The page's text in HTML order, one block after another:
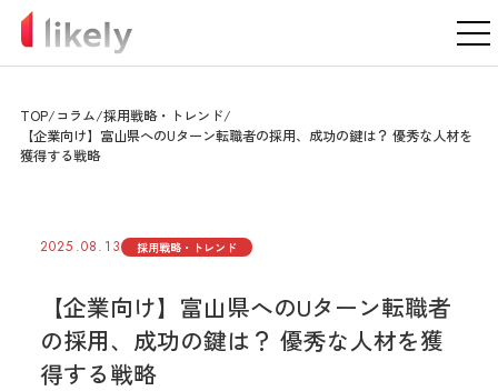
TOP コラム 採用戦略・トレンド
【企業向け】富山県へのUターン転職者の採用、成功の鍵は？ 優秀な人材を
獲得する戦略
2025.08.13 採用戦略・トレンド
【企業向け】富山県へのUターン転職者
の採用、成功の鍵は？ 優秀な人材を獲
得する戦略